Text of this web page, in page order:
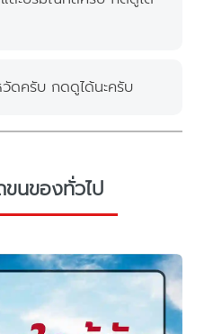
ดครับ กดดูได้นะครับ
ขนของทั่วไป